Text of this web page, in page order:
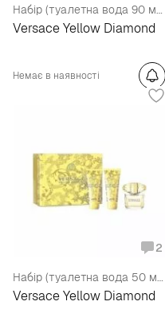
Набір (туалетна вода 90 мл + лосьйон для тіла 100 мл)
Versace Yellow Diamond
Немає в наявності
2
Набір (туалетна вода 50 мл + лосьйон для тіла 50 мл + гель для душу 50 мл)
Versace Yellow Diamond